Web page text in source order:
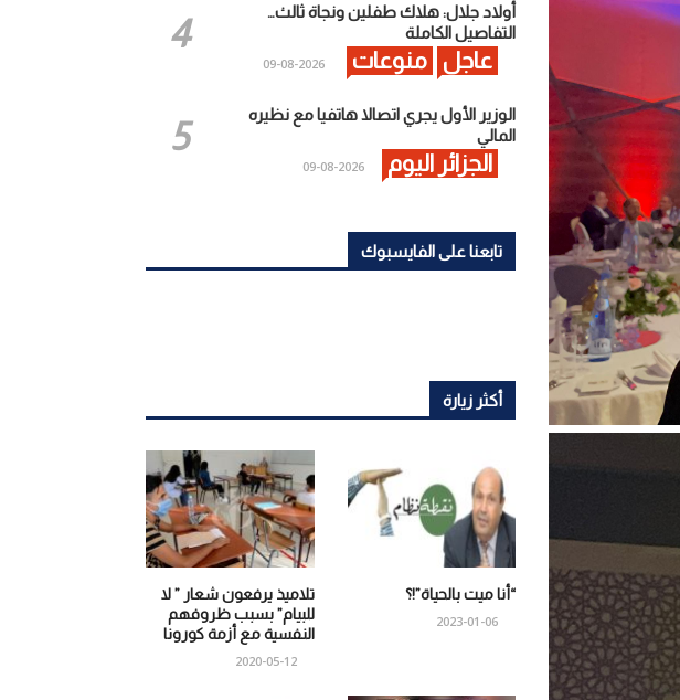
أولاد جلال: هلاك طفلين ونجاة ثالث…
التفاصيل الكاملة
عاجل منوعات 2026-08-09
الوزير الأول يجري اتصالا هاتفيا مع نظيره
المالي
الجزائر اليوم 2026-08-09
تابعنا على الفايسبوك
أكثر زيارة
تلاميذ يرفعون شعار ” لا
للبيام” بسبب ظروفهم
النفسية مع أزمة كورونا
2020-05-12
“أنا ميت بالحياة”!؟
2023-01-06